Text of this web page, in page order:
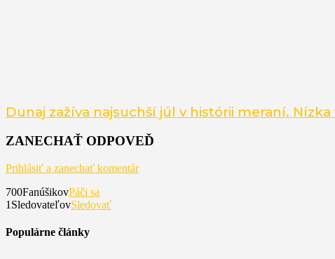
Dunaj zažíva najsuchší júl v histórii meraní.
ZANECHAŤ ODPOVEĎ
Prihlásiť a zanechať komentár
700FanúšikovPáči sa
1 SledovateľovSledovať
Populárne články